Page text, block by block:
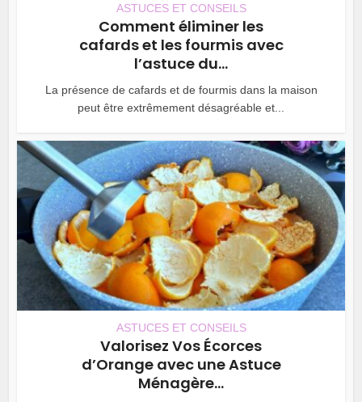
ASTUCES ET CONSEILS
Comment éliminer les
cafards et les fourmis avec
l’astuce du...
La présence de cafards et de fourmis dans la maison
peut être extrêmement désagréable et...
ASTUCES ET CONSEILS
Valorisez Vos Écorces
d’Orange avec une Astuce
Ménagère...